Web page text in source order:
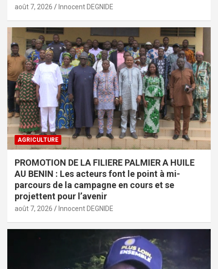
août 7, 2026 Innocent DEGNIDE
AGRICULTURE
PROMOTION DE LA FILIERE PALMIER A HUILE
AU BENIN : Les acteurs font le point à mi-
parcours de la campagne en cours et se
projettent pour l’avenir
août 7, 2026 Innocent DEGNIDE